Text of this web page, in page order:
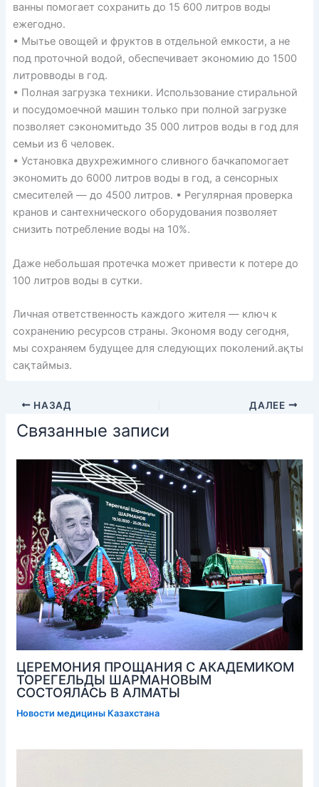
ванны помогает сохранить до 15 600 литров воды
ежегодно.
• Мытье овощей и фруктов в отдельной емкости, а не
под проточной водой, обеспечивает экономию до 1500
литровводы в год.
• Полная загрузка техники. Использование стиральной
и посудомоечной машин только при полной загрузке
позволяет сэкономитьдо 35 000 литров воды в год для
семьи из 6 человек.
• Установка двухрежимного сливного бачкапомогает
экономить до 6000 литров воды в год, а сенсорных
смесителей — до 4500 литров. • Регулярная проверка
кранов и сантехнического оборудования позволяет
снизить потребление воды на 10%.
Даже небольшая протечка может привести к потере до
100 литров воды в сутки.
Личная ответственность каждого жителя — ключ к
сохранению ресурсов страны. Экономя воду сегодня,
мы сохраняем будущее для следующих поколений.ақты
сақтаймыз.
НАЗАД ДАЛЕЕ
Связанные записи
ЦЕРЕМОНИЯ ПРОЩАНИЯ С АКАДЕМИКОМ
ТОРЕГЕЛЬДЫ ШАРМАНОВЫМ
СОСТОЯЛАСЬ В АЛМАТЫ
Новости медицины Казахстана